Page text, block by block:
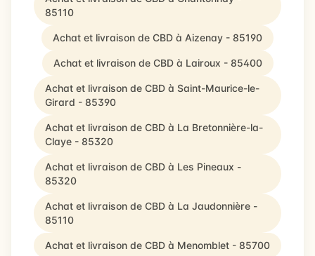
85110
Achat et livraison de CBD à Aizenay - 85190
Achat et livraison de CBD à Lairoux - 85400
Achat et livraison de CBD à Saint-Maurice-le-
Girard - 85390
Achat et livraison de CBD à La Bretonnière-la-
Claye - 85320
Achat et livraison de CBD à Les Pineaux -
85320
Achat et livraison de CBD à La Jaudonnière -
85110
Achat et livraison de CBD à Menomblet - 85700